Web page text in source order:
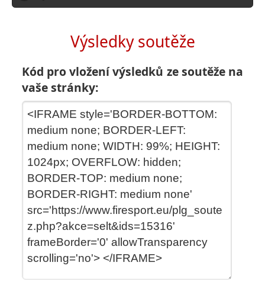
Výsledky soutěže
Kód pro vložení výsledků ze soutěže na
vaše stránky: